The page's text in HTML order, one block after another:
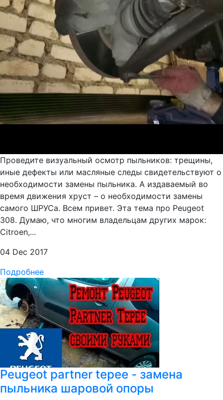
Проведите визуальный осмотр пыльников: трещины,
иные дефекты или масляные следы свидетельствуют о
необходимости замены пыльника. А издаваемый во
время движения хруст – о необходимости замены
самого ШРУСа. Всем привет. Эта тема про Peugeot
308. Думаю, что многим владельцам других марок:
Citroen,...
04 Dec 2017
Подробнее
Peugeot partner tepee - замена
пыльника шаровой опоры